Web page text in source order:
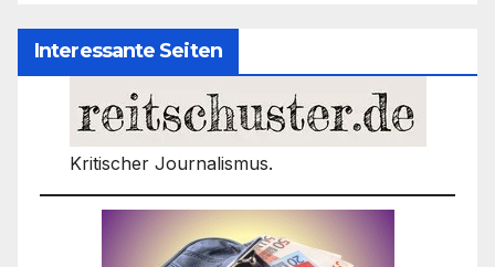
Interessante Seiten
Kritischer Journalismus.